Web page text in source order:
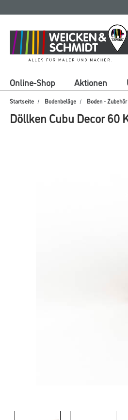
springen
springen
Online-Shop Aktionen
Startseite Bodenbeläge Boden - Zubehör
Döllken Cubu Decor 60